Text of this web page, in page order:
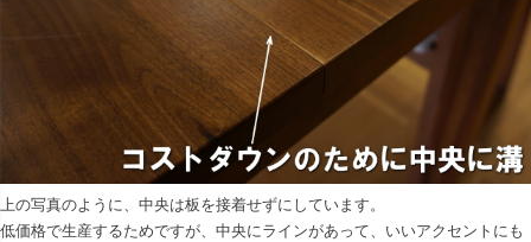
上の写真のように、中央は板を接着せずにしています。
低価格で生産するためですが、中央にラインがあって、いいアクセントにも